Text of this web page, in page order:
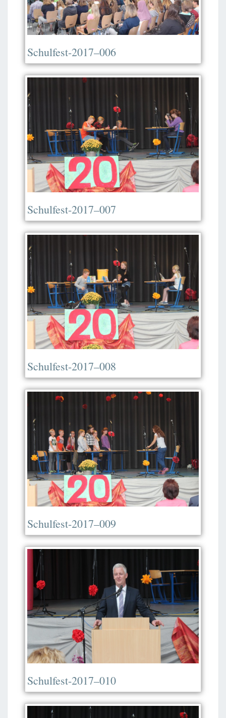
Schulfest-2017–006
Schulfest-2017–007
Schulfest-2017–008
Schulfest-2017–009
Schulfest-2017–010